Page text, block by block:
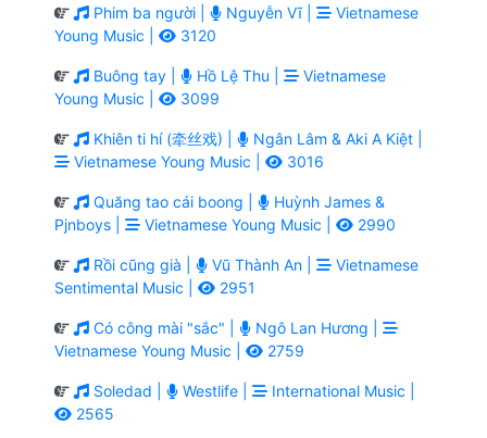
Phim ba người | Nguyễn Vĩ |
Vietnamese
Young Music |
3120
Buông tay | Hồ Lệ Thu |
Vietnamese
Young Music |
3099
Khiên ti hí (牵丝戏) |
Ngân Lâm & Aki A Kiệt |
Vietnamese Young Music |
3016
Quăng tao cái boong |
Huỳnh James &
Pjnboys |
Vietnamese Young Music | 2990
Rồi cũng già | Vũ Thành An |
Vietnamese
Sentimental Music |
2951
Có công mài "sắc" |
Ngô Lan Hương |
Vietnamese Young Music |
2759
Soledad | Westlife |
International Music |
2565